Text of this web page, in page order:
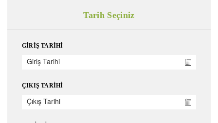
Tarih Seçiniz
GIRIŞ TARIHI
ÇIKIŞ TARIHI